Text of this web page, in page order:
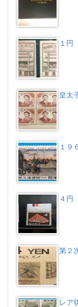
１円
皇太
１９
４円
第２
レア